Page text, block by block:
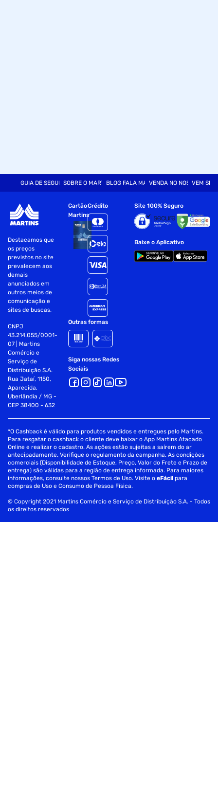
GUIA DE SEGURANÇASOBRE O MARTINSBLOG FALA MARTVENDA NO NOSSO SITE
VEM SER
Destacamos que
os preços
previstos no site
prevalecem aos
demais
anunciados em
outros meios de
comunicação e
sites de buscas.
CNPJ
43.214.055/0001-
07 | Martins
Comércio e
Serviço de
Distribuição S.A.
Rua Jataí, 1150,
Aparecida,
Uberlândia / MG -
CEP 38400 - 632
Cartão
Martins
Crédito
Outras formas
Siga nossas Redes
Sociais
Site 100% Seguro
Baixe o Aplicativo
*O Cashback é válido para produtos vendidos e entregues pelo Martins.
Para resgatar o cashback o cliente deve baixar o App Martins Atacado
Online e realizar o cadastro. As ações estão sujeitas a saírem do ar
antecipadamente. Verifique o regulamento da campanha. As condições
comerciais (Disponibilidade de Estoque, Preço, Valor do Frete e Prazo de
entrega) são válidas para a região de entrega informada. Para maiores
informações, consulte nossos Termos de Uso. Visite oeFácil para
compras de Uso e Consumo de Pessoa Física.
© Copyright 2021 Martins Comércio e Serviço de Distribuição S.A. - Todos
os direitos reservados